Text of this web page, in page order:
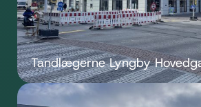
Tandlægerne Lyngby